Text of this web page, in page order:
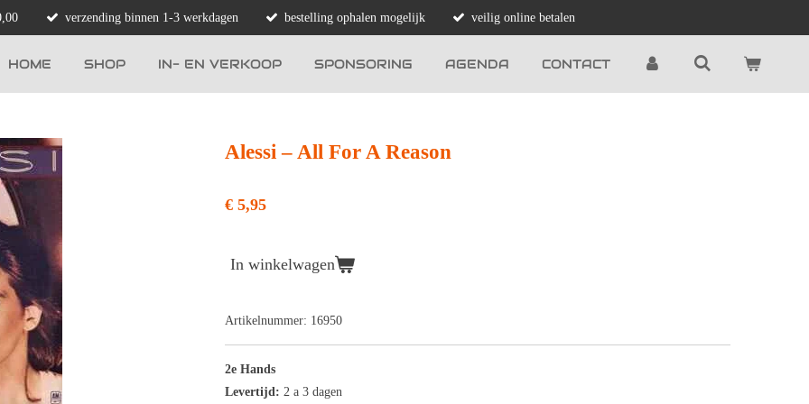
verzending binnen 1-3 werkdagen bestelling ophalen mogelijk veilig online betalen
HOME SHOP IN- EN VERKOOP SPONSORING AGENDA CONTACT
Alessi ‎– All For A Reason
€ 5,95
In winkelwagen
Artikelnummer: 16950
2e Hands
Levertijd: 2 a 3 dagen